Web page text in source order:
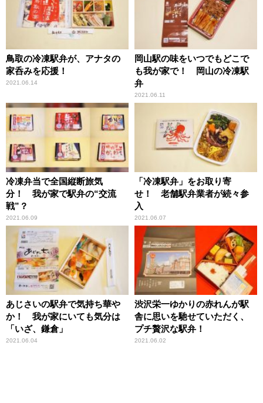
鳥取の冷凍駅弁が、アナタの
家呑みを応援！
2021.06.14
岡山駅の味をいつでもどこで
も我が家で！ 岡山の冷凍駅
弁
2021.06.11
冷凍弁当で全国縦断旅気
分！ 我が家で駅弁の“交流
戦”？
2021.06.09
「冷凍駅弁」をお取り寄
せ！ 老舗駅弁業者が続々参
入
2021.06.07
あじさいの駅弁で気持ち華や
か！ 我が家にいても気分は
「いざ、鎌倉」
2021.06.04
渋沢栄一ゆかりの赤れんが駅
舎に思いを馳せていただく、
プチ贅沢な駅弁！
2021.06.02